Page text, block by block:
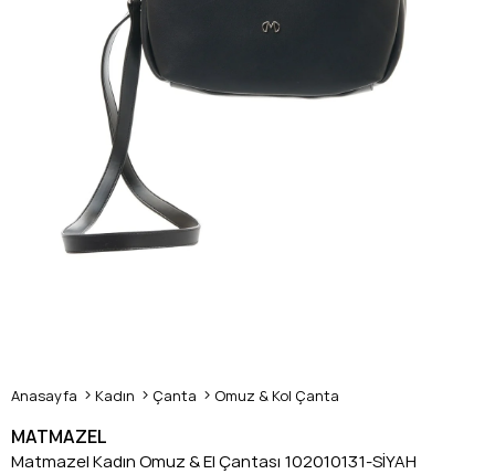
Anasayfa Kadın Çanta Omuz & Kol Çanta
MATMAZEL
Matmazel Kadın Omuz & El Çantası 102010131-SİYAH